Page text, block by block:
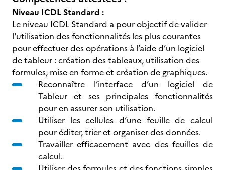
Niveau ICDL Standard :
Le niveau ICDL Standard a pour objectif de valider
l'utilisation des fonctionnalités les plus courantes
pour effectuer des opérations à l’aide d’un logiciel
de tableur : création des tableaux, utilisation des
formules, mise en forme et création de graphiques.
Reconnaître l’interface d’un logiciel de
Tableur et ses principales fonctionnalités
pour en assurer son utilisation.
Utiliser les cellules d’une feuille de calcul
pour éditer, trier et organiser des données.
Travailler efficacement avec des feuilles de
calcul.